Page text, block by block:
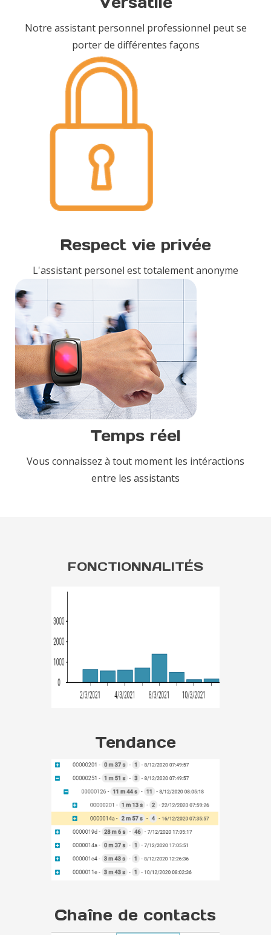
Notre assistant personnel professionnel peut se
porter de différentes façons
Respect vie privée
L'assistant personel est totalement anonyme
Temps réel
Vous connaissez à tout moment les intéractions
entre les assistants
FONCTIONNALITÉS
Tendance
Chaîne de contacts